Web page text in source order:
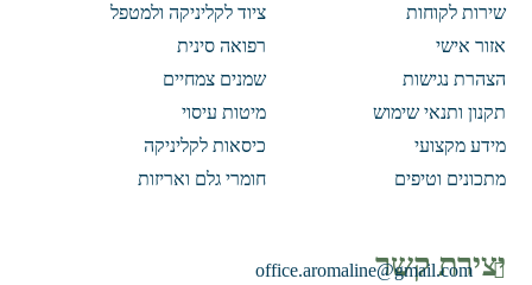
שירות לקוחות
אזור אישי
הצהרת נגישות
תקנון ותנאי שימוש
מידע מקצועי
מתכונים וטיפים
ציוד לקליניקה ולמטפל
רפואה סינית
שמנים צמחיים
מיטות עיסוי
כיסאות לקליניקה
חומרי גלם ואריזות
יצירת קשר
office.aromaline@gmail.com